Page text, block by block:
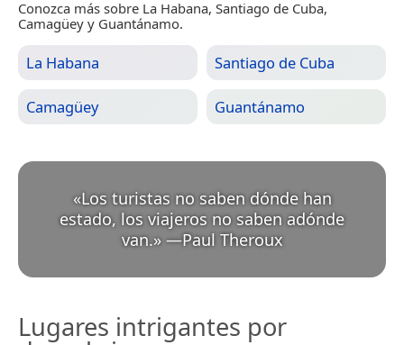
Conozca más sobre La Habana, Santiago de Cuba,
Camagüey y Guantánamo.
La Habana Santiago de Cuba
Camagüey Guantánamo
«Los turistas no saben dónde han
estado, los viajeros no saben adónde
van.» —Paul Theroux
Lugares intrigantes por